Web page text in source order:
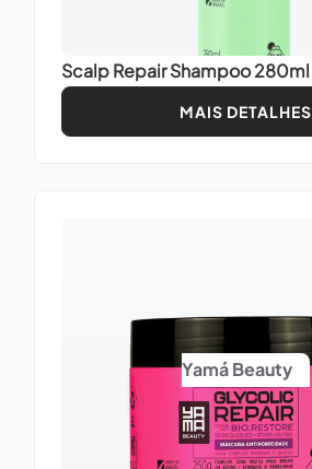
Scalp Repair Shampoo 280ml
MAIS DETALHES
Yamá Beauty